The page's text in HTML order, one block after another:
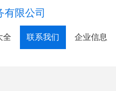
限公司
全 联系我们 企业信息